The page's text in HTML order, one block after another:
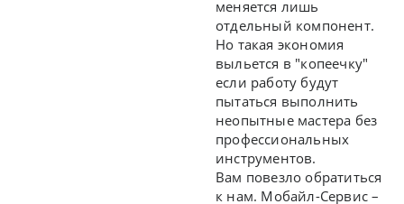
меняется лишь
отдельный компонент.
Но такая экономия
выльется в "копеечку"
если работу будут
пытаться выполнить
неопытные мастера без
профессиональных
инструментов.
Вам повезло обратиться
к нам. Мобайл-Сервис –